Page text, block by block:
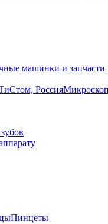
машинки и
Россия
Пинцеты